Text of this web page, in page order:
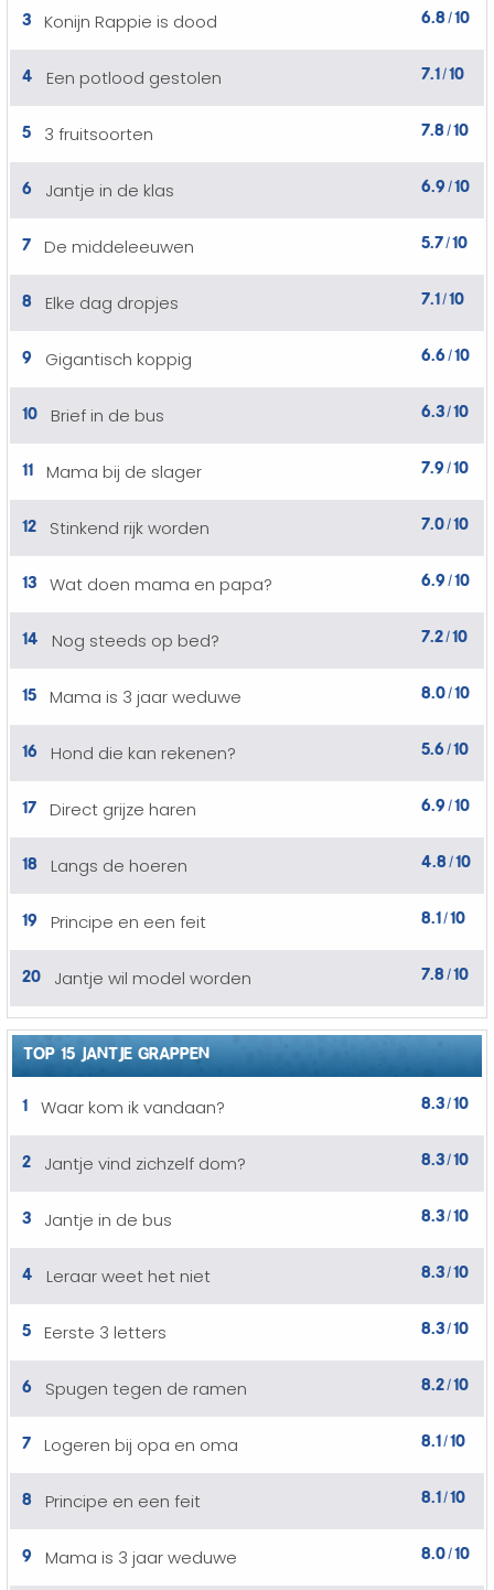
3 Konijn Rappie is dood 6.8/10
4 Een potlood gestolen 7.1/10
5 3 fruitsoorten 7.8/10
6 Jantje in de klas 6.9 /10
7 De middeleeuwen 5.7/10
8 Elke dag dropjes 7.1/10
9 Gigantisch koppig 6.6 /10
10 Brief in de bus 6.3/10
11 Mama bij de slager 7.9 /10
12 Stinkend rijk worden 7.0/10
13 Wat doen mama en papa? 6.9 /10
14 Nog steeds op bed? 7.2/10
15 Mama is 3 jaar weduwe 8.0/10
16 Hond die kan rekenen? 5.6 /10
17 Direct grijze haren 6.9 /10
18 Langs de hoeren 4.8 /10
19 Principe en een feit 8.1/10
20 Jantje wil model worden 7.8 /10
TOP 15 JANTJE GRAPPEN
1 Waar kom ik vandaan? 8.3/10
2 Jantje vind zichzelf dom? 8.3/10
3 Jantje in de bus 8.3/10
4 Leraar weet het niet 8.3/10
5 Eerste 3 letters 8.3/10
6 Spugen tegen de ramen 8.2/10
7 Logeren bij opa en oma 8.1/10
8 Principe en een feit 8.1/10
9 Mama is 3 jaar weduwe 8.0/10